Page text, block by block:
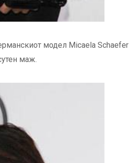
модел Micaela Schaefer
маж.